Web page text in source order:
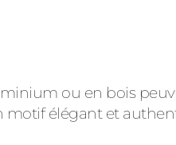
ou en bois
motif élégant et